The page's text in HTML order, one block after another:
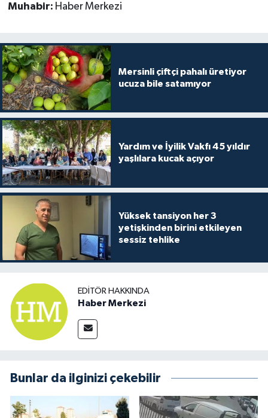
Muhabir: Haber Merkezi
Mersinli çiftçi pahalı üretiyor
ucuza bile satamıyor
Yardım ve İyilik Vakfı 45 yıldır
yaşlılara kucak açıyor
Yüksek tansiyon her 3
yetişkinden birini etkileyen
sessiz tehlike
EDITÖR HAKKINDA
Haber Merkezi
Bunlar da ilginizi çekebilir